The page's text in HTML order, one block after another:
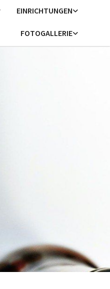
EINRICHTUNGEN
FOTOGALLERIE